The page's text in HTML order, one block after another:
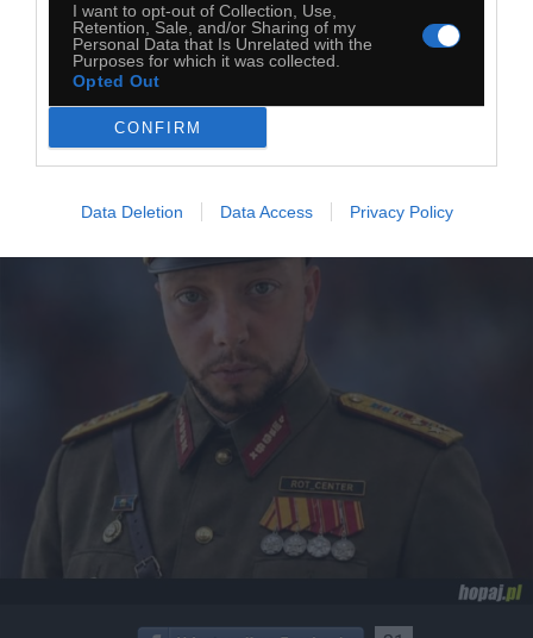
I want to opt-out of Collection, Use,
Retention, Sale, and/or Sharing of my
Personal Data that Is Unrelated with the
Purposes for which it was collected.
Opted Out
CONFIRM
Data Deletion Data Access Privacy Policy
Książulo